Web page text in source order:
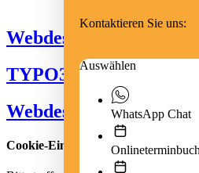
Webdesign
TYPO3 Freiburg
Webdesign Freiburg
Kontaktieren Sie uns:
Auswählen
WhatsApp Chat
Cookie-Einstellungen